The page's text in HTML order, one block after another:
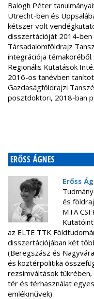
Balogh Péter
Utrecht-ben és
kétszer volt
disszertációját 2014-ben
Társadalomföldrajz
integrációja
Regionális Kutatások
2016-os tanévben
Gazdaságföldrajzi
posztdoktori, 2018-ban
ERŐSS ÁGNES
Erőss
és
MTA
az ELTE TTK
disszertációjában két
(Beregszász és
és köztérpolitika
rezsimváltások
tér és térhasználat
emlékművek).